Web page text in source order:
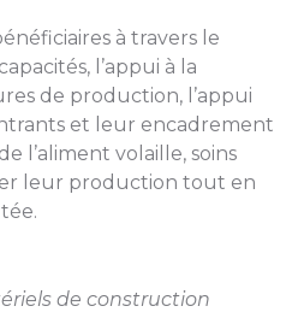
à travers le
l’appui à la
de production, l’appui
et leur encadrement
l’aliment volaille, soins
leur production tout en
de construction